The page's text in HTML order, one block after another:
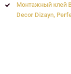
Монтажный клей
Decor Dizayn,